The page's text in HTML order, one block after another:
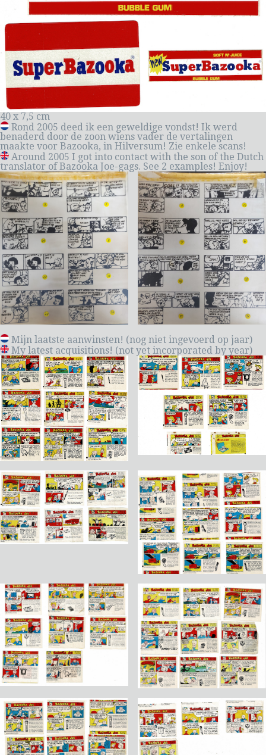
40 x 7,5 cm
Rond 2005 deed ik een geweldige vondst! Ik werd
benaderd door de zoon wiens vader de vertalingen
maakte voor Bazooka, in Hilversum! Zie enkele scans!
Around 2005 I got into contact with the son of the Dutch
translator of Bazooka Joe-gags. See 2 examples! Enjoy!
Mijn laatste aanwinsten! (nog niet ingevoerd op jaar)
My latest acquisitions! (not yet incorporated by year)